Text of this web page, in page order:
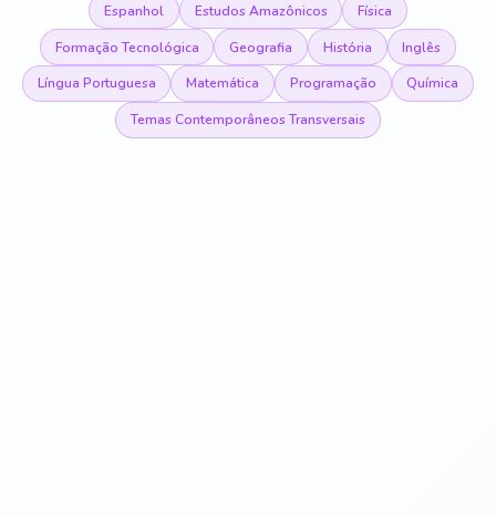
Espanhol Estudos Amazônicos Física
Formação Tecnológica Geografia História Inglês
Língua Portuguesa Matemática Programação Química
Temas Contemporâneos Transversais